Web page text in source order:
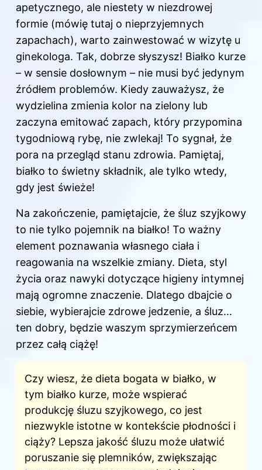
apetycznego, ale niestety w niezdrowej
formie (mówię tutaj o nieprzyjemnych
zapachach), warto zainwestować w wizytę u
ginekologa. Tak, dobrze słyszysz! Białko kurze
– w sensie dosłownym – nie musi być jedynym
źródłem problemów. Kiedy zauważysz, że
wydzielina zmienia kolor na zielony lub
zaczyna emitować zapach, który przypomina
tygodniową rybę, nie zwlekaj! To sygnał, że
pora na przegląd stanu zdrowia. Pamiętaj,
białko to świetny składnik, ale tylko wtedy,
gdy jest świeże!
Na zakończenie, pamiętajcie, że śluz szyjkowy
to nie tylko pojemnik na białko! To ważny
element poznawania własnego ciała i
reagowania na wszelkie zmiany. Dieta, styl
życia oraz nawyki dotyczące higieny intymnej
mają ogromne znaczenie. Dlatego dbajcie o
siebie, wybierajcie zdrowe jedzenie, a śluz…
ten dobry, będzie waszym sprzymierzeńcem
przez całą ciążę!
Czy wiesz, że dieta bogata w białko, w
tym białko kurze, może wspierać
produkcję śluzu szyjkowego, co jest
niezwykle istotne w kontekście płodności i
ciąży? Lepsza jakość śluzu może ułatwić
poruszanie się plemników, zwiększając